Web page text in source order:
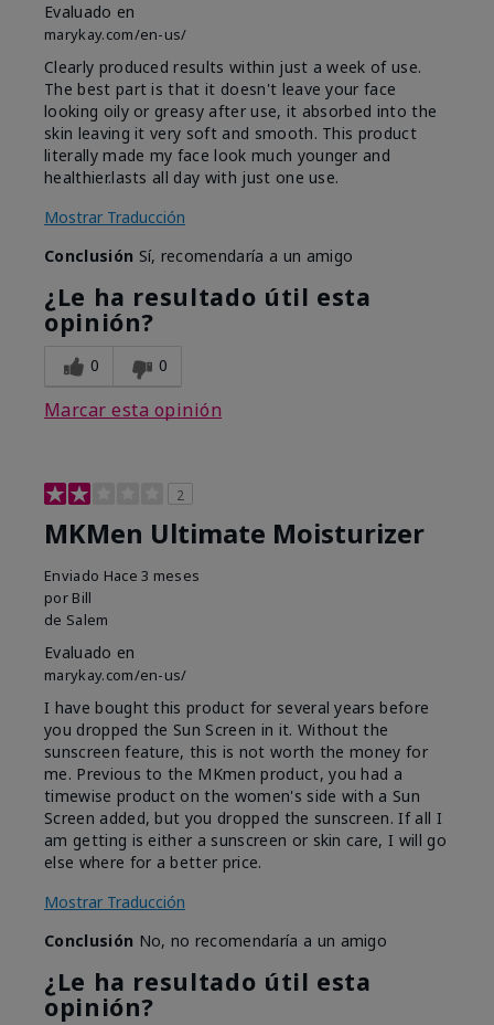
Evaluado en
marykay.com/en-us/
Clearly produced results within just a week of use.
The best part is that it doesn't leave your face
looking oily or greasy after use, it absorbed into the
skin leaving it very soft and smooth. This product
literally made my face look much younger and
healthier.lasts all day with just one use.
Mostrar Traducción
Conclusión Sí, recomendaría a un amigo
¿Le ha resultado útil esta
opinión?
0 0
Marcar esta opinión
2
MKMen Ultimate Moisturizer
Enviado Hace 3 meses
por Bill
de Salem
Evaluado en
marykay.com/en-us/
I have bought this product for several years before
you dropped the Sun Screen in it. Without the
sunscreen feature, this is not worth the money for
me. Previous to the MKmen product, you had a
timewise product on the women's side with a Sun
Screen added, but you dropped the sunscreen. If all I
am getting is either a sunscreen or skin care, I will go
else where for a better price.
Mostrar Traducción
Conclusión No, no recomendaría a un amigo
¿Le ha resultado útil esta
opinión?